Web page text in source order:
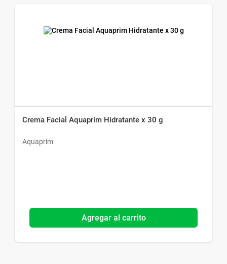
Crema Facial Aquaprim Hidratante x 30 g
Aquaprim
Agregar al carrito